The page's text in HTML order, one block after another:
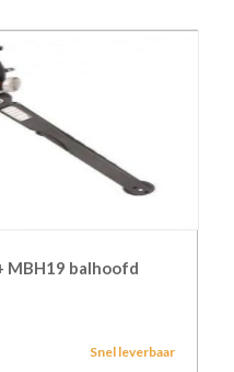
balhoofd
Snel leverbaar